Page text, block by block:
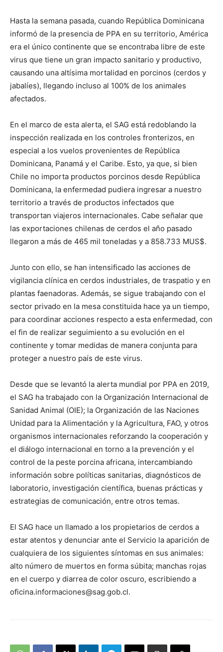
Hasta la semana pasada, cuando República Dominicana
informó de la presencia de PPA en su territorio, América
era el único continente que se encontraba libre de este
virus que tiene un gran impacto sanitario y productivo,
causando una altísima mortalidad en porcinos (cerdos y
jabalíes), llegando incluso al 100% de los animales
afectados.
En el marco de esta alerta, el SAG está redoblando la
inspección realizada en los controles fronterizos, en
especial a los vuelos provenientes de República
Dominicana, Panamá y el Caribe. Esto, ya que, si bien
Chile no importa productos porcinos desde República
Dominicana, la enfermedad pudiera ingresar a nuestro
territorio a través de productos infectados que
transportan viajeros internacionales. Cabe señalar que
las exportaciones chilenas de cerdos el año pasado
llegaron a más de 465 mil toneladas y a 858.733 MUS$.
Junto con ello, se han intensificado las acciones de
vigilancia clínica en cerdos industriales, de traspatio y en
plantas faenadoras. Además, se sigue trabajando con el
sector privado en la mesa constituida hace ya un tiempo,
para coordinar acciones respecto a esta enfermedad, con
el fin de realizar seguimiento a su evolución en el
continente y tomar medidas de manera conjunta para
proteger a nuestro país de este virus.
Desde que se levantó la alerta mundial por PPA en 2019,
el SAG ha trabajado con la Organización Internacional de
Sanidad Animal (OIE); la Organización de las Naciones
Unidad para la Alimentación y la Agricultura, FAO, y otros
organismos internacionales reforzando la cooperación y
el diálogo internacional en torno a la prevención y el
control de la peste porcina africana, intercambiando
información sobre políticas sanitarias, diagnósticos de
laboratorio, investigación científica, buenas prácticas y
estrategias de comunicación, entre otros temas.
El SAG hace un llamado a los propietarios de cerdos a
estar atentos y denunciar ante el Servicio la aparición de
cualquiera de los siguientes síntomas en sus animales:
alto número de muertos en forma súbita; manchas rojas
en el cuerpo y diarrea de color oscuro, escribiendo a
oficina.informaciones@sag.gob.cl.